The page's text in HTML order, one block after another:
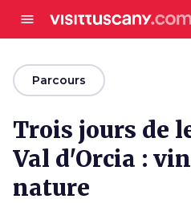
menu
arrow_backParcours
Trois jours de
Val d'Orcia :
nature